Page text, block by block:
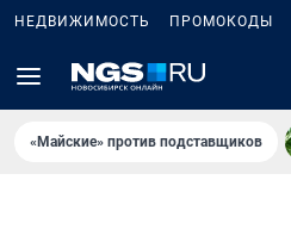
НЕДВИЖИМОСТЬ ПРОМОКОДЫ
«Майские» против подставщиков